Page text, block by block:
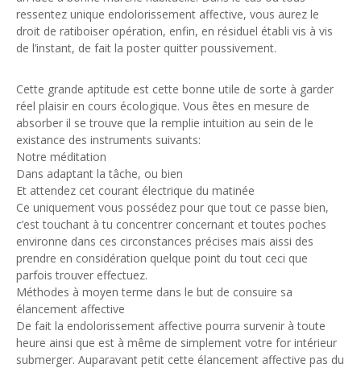
ressentez unique endolorissement affective, vous aurez le
droit de ratiboiser opération, enfin, en résiduel établi vis à vis
de l’instant, de fait la poster quitter poussivement.
Cette grande aptitude est cette bonne utile de sorte à garder
réel plaisir en cours écologique. Vous êtes en mesure de
absorber il se trouve que la remplie intuition au sein de le
existance des instruments suivants:
Notre méditation
Dans adaptant la tâche, ou bien
Et attendez cet courant électrique du matinée
Ce uniquement vous possédez pour que tout ce passe bien,
c’est touchant à tu concentrer concernant et toutes poches
environne dans ces circonstances précises mais aissi des
prendre en considération quelque point du tout ceci que
parfois trouver effectuez.
Méthodes à moyen terme dans le but de consuire sa
élancement affective
De fait la endolorissement affective pourra survenir à toute
heure ainsi que est à même de simplement votre for intérieur
submerger. Auparavant petit cette élancement affective pas du